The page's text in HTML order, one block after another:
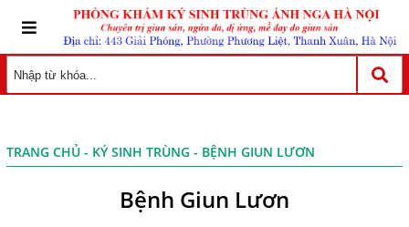
TRANG CHỦ- KÝ SINH TRÙNG - BỆNH GIUN LƯƠN
Bệnh Giun Lươn